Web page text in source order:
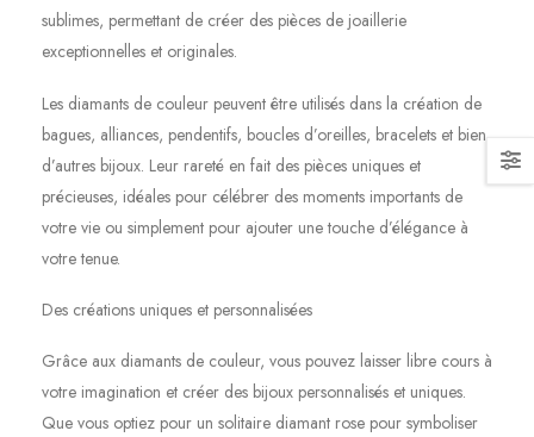
sublimes, permettant de créer des pièces de joaillerie
exceptionnelles et originales.
Les diamants de couleur peuvent être utilisés dans la création de
bagues, alliances, pendentifs, boucles d’oreilles, bracelets et bien
d’autres bijoux. Leur rareté en fait des pièces uniques et
précieuses, idéales pour célébrer des moments importants de
votre vie ou simplement pour ajouter une touche d’élégance à
votre tenue.
Des créations uniques et personnalisées
Grâce aux diamants de couleur, vous pouvez laisser libre cours à
votre imagination et créer des bijoux personnalisés et uniques.
Que vous optiez pour un solitaire diamant rose pour symboliser